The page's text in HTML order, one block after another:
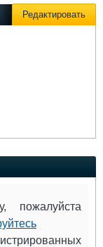
флота
Редактировать
пожалуйста